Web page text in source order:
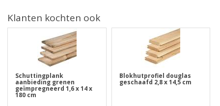
Klanten kochten ook
Schuttingplank
aanbieding grenen
geïmpregneerd 1,6 x 14 x
180 cm
Blokhutprofiel douglas
geschaafd 2,8 x 14,5 cm